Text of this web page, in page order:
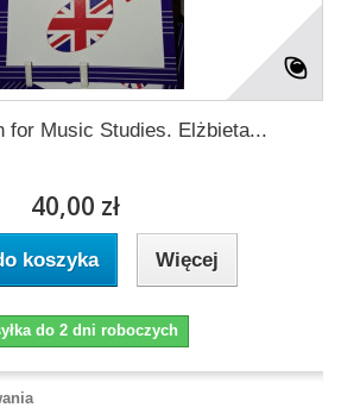
for Music Studies. Elżbieta...
40,00 zł
koszyka Więcej
do 2 dni roboczych